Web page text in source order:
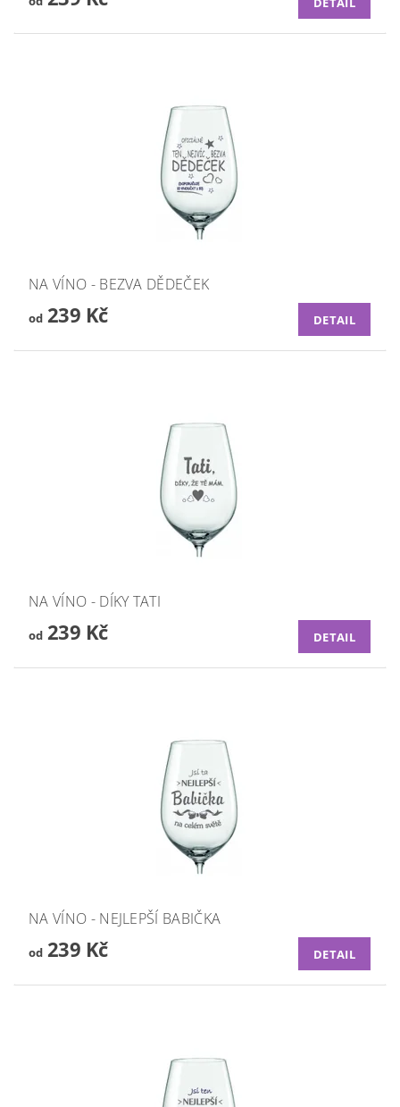
NA VÍNO - BEZVA DĚDEČEK
od239 Kč DETAIL
NA VÍNO - DÍKY TATI
od239 Kč DETAIL
NA VÍNO - NEJLEPŠÍ BABIČKA
od239 Kč DETAIL